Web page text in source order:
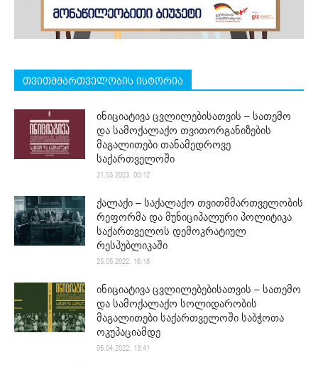
თვითმმართველობის ისტორია
ინიციატივა ცვლილებისათვის – სათემო
და სამოქალაქო თვითორგანიზების
მაგალითები თანამედროვე
საქართველოში
21.03.2023. 00:12
ქალაქი – საქალაქო თვითმმართველობის
რეფორმა და მუნიციპალური პოლიტიკა
საქართველოს დემოკრატიულ
რესპუბლიკაში
25.05.2022. 16:18
ინიციატივა ცვლილებებისათვის – სათემო
და სამოქალაქო სოლიდარობის
მაგალითები საქართველოში საბჭოთა
ოკუპაციამდე
05.04.2022. 13:41